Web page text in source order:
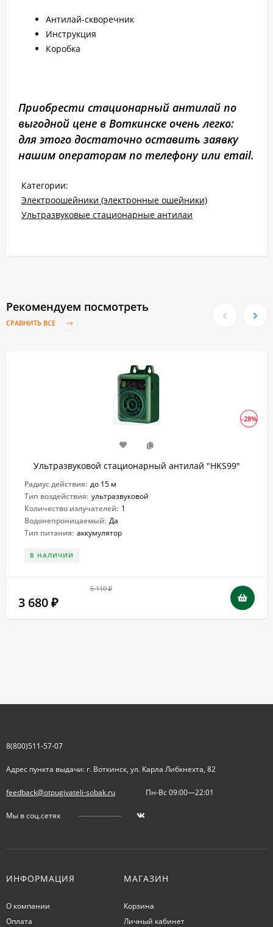
Антилай-скворечник
Инструкция
Коробка
Приобрести стационарный антилай по
выгодной цене в Воткинске очень легко:
для этого достаточно оставить заявку
нашим операторам по телефону или email.
Категории:
Электроошейники (электронные ошейники)
Ультразвуковые стационарные антилаи
Рекомендуем посмотреть
СРАВНИТЬ ВСЕ
-28%
Ультразвуковой стационарный антилай "HKS99"
Радиус действия: до 15 м
Тип воздействия: ультразвуковой
Количество излучателей: 1
Водонепроницаемый: Да
Тип питания: аккумулятор
В НАЛИЧИИ
5 110₽
3 680 ₽
8(800)511-57-07
Адрес пункта выдачи: г. Воткинск, ул. Карла Либкнехта, 82
feedback@otpugivateli-sobak.ru Пн-Вс 09:00—22:01
Мы в соц.сетях
ИНФОРМАЦИЯ
О компании
Оплата
МАГАЗИН
Корзина
Личный кабинет